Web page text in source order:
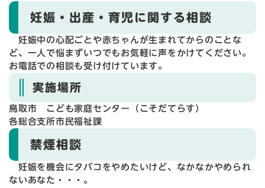
妊娠・出産・育児に関する相談
妊娠中の心配ごとや赤ちゃんが生まれてからのことな
ど、一人で悩まずいつでもお気軽に声をかけてください。
お電話での相談も受け付けています。
実施場所
鳥取市 こども家庭センター（こそだてらす）
各総合支所市民福祉課
禁煙相談
妊娠を機会にタバコをやめたいけど、なかなかやめられ
ないあなた・・・。